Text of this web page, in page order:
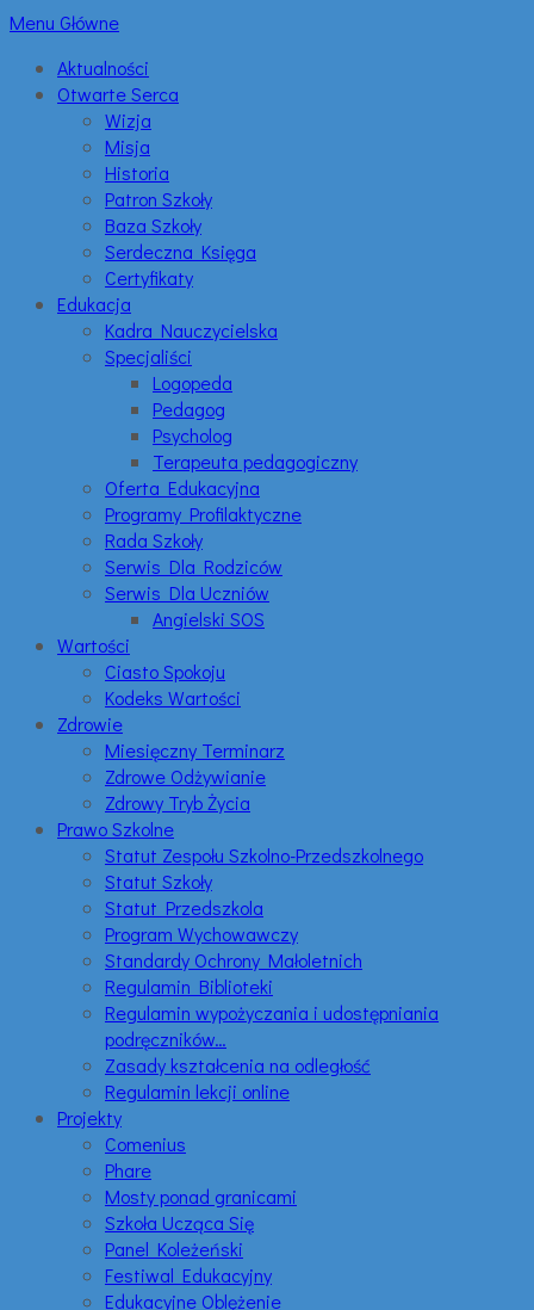
Menu Główne
Aktualności
Otwarte Serca
Wizja
Misja
Historia
Patron Szkoły
Baza Szkoły
Serdeczna Księga
Certyfikaty
Edukacja
Kadra Nauczycielska
Specjaliści
Logopeda
Pedagog
Psycholog
Terapeuta pedagogiczny
Oferta Edukacyjna
Programy Profilaktyczne
Rada Szkoły
Serwis Dla Rodziców
Serwis Dla Uczniów
Angielski SOS
Wartości
Ciasto Spokoju
Kodeks Wartości
Zdrowie
Miesięczny Terminarz
Zdrowe Odżywianie
Zdrowy Tryb Życia
Prawo Szkolne
Statut Zespołu Szkolno-Przedszkolnego
Statut Szkoły
Statut Przedszkola
Program Wychowawczy
Standardy Ochrony Małoletnich
Regulamin Biblioteki
Regulamin wypożyczania i udostępniania
podręczników…
Zasady kształcenia na odległość
Regulamin lekcji online
Projekty
Comenius
Phare
Mosty ponad granicami
Szkoła Ucząca Się
Panel Koleżeński
Festiwal Edukacyjny
Edukacyjne Oblężenie